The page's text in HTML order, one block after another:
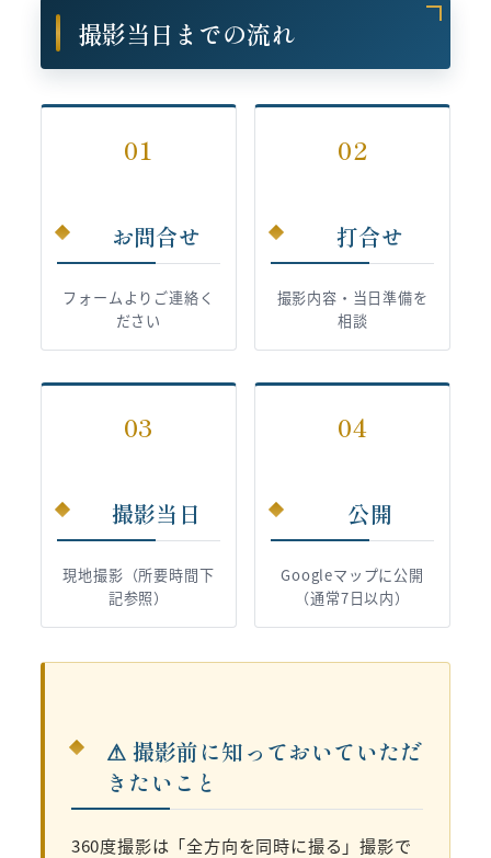
撮影当日までの流れ
01
お問合せ
フォームよりご連絡く
ださい
02
打合せ
撮影内容・当日準備を
相談
03
撮影当日
現地撮影（所要時間下
記参照）
04
公開
Googleマップに公開
（通常7日以内）
⚠ 撮影前に知っておいていただ
きたいこと
360度撮影は「全方向を同時に撮る」撮影で